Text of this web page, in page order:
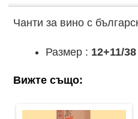
Чанти за вино с
Размер : 12+11/
Вижте също: